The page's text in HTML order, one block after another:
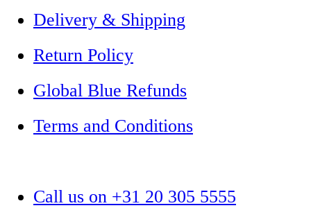
Delivery & Shipping
Return Policy
Global Blue Refunds
Terms and Conditions
Call us on +31 20 305 5555